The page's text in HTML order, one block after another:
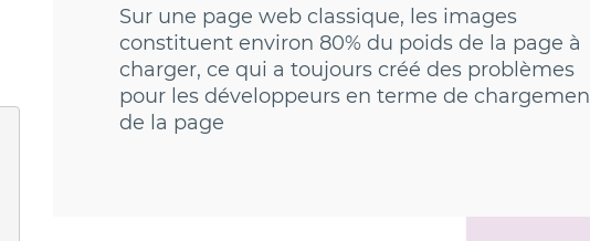
Sur une page web classique, les images
constituent environ 80% du poids de la page à
charger, ce qui a toujours créé des problèmes
pour les développeurs en terme de
de la page